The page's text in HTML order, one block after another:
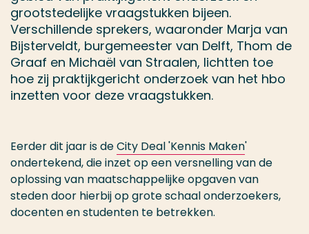
grootstedelijke vraagstukken bijeen.
Verschillende sprekers, waaronder Marja van
Bijsterveldt, burgemeester van Delft, Thom de
Graaf en Michaël van Straalen, lichtten toe
hoe zij praktijkgericht onderzoek van het hbo
inzetten voor deze vraagstukken.
Eerder dit jaar is deCity Deal 'Kennis Maken'
ondertekend, die inzet op een versnelling van de
oplossing van maatschappelijke opgaven van
steden door hierbij op grote schaal onderzoekers,
docenten en studenten te betrekken.